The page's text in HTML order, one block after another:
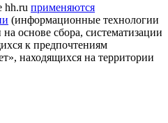
hh.ru применяются
(информационные технологии
основе сбора, систематизации
к предпочтениям
находящихся на территории